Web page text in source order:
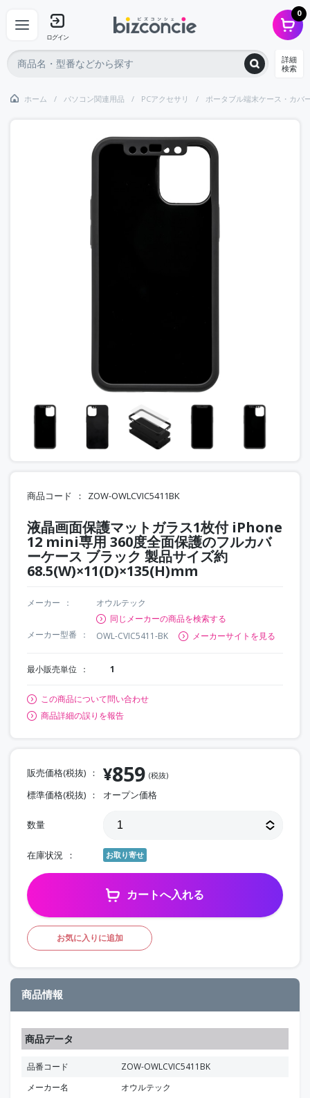
ログイン
0
詳細
検索
ホーム パソコン関連用品 PCアクセサリ ポータブル端末ケース・カバ
商品コード ZOW-OWLCVIC5411BK
液晶画面保護マットガラス1枚付 iPhone
12 mini専用 360度全面保護のフルカバ
ーケース ブラック 製品サイズ約
68.5(W)×11(D)×135(H)mm
メーカー
オウルテック
同じメーカーの商品を検索する
メーカー型番
OWL-CVIC5411-BK メーカーサイトを見る
最小販売単位 1
この商品について問い合わせ
商品詳細の誤りを報告
販売価格(税抜) ¥859 (税抜)
標準価格(税抜) オープン価格
数量
在庫状況 お取り寄せ
カートへ入れる
お気に入りに追加
商品情報
商品データ
品番コード
ZOW-OWLCVIC5411BK
メーカー名
オウルテック